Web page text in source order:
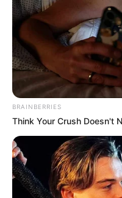
BRAINBERRIES
Think Your Crush Doesn't